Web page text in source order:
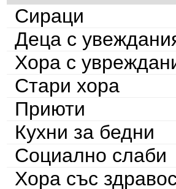
Сираци
Деца с
Хора с
Стари хора
Приюти
Кухни за бедни
Социално слаби
Хора със